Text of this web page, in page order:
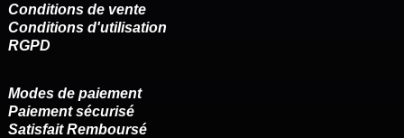
Conditions de vente
Conditions d'utilisation
RGPD
Modes de paiement
Paiement sécurisé
Satisfait Remboursé